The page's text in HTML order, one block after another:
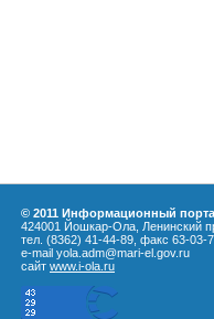
© 2011 Информационный
424001 Йошкар-Ола, Ленинский
тел. (8362) 41-44-89, факс 63-03-
e-mail yola.adm@mari-el.gov.ru
сайт www.i-ola.ru